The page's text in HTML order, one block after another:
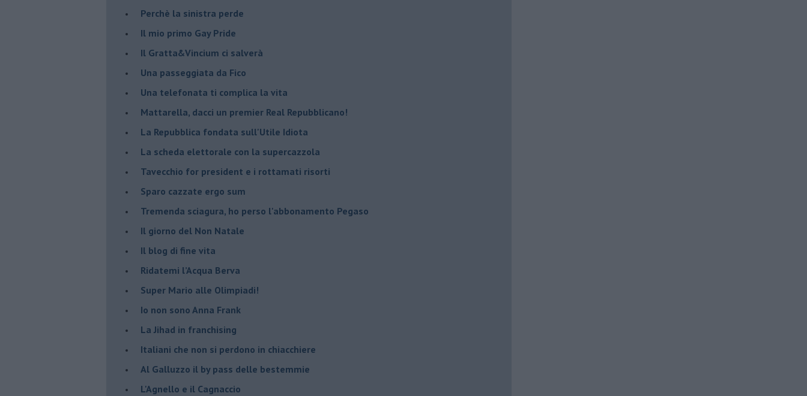
Perchè la sinistra perde
Il mio primo Gay Pride
Il Gratta&Vincium ci salverà
Una passeggiata da Fico
Una telefonata ti complica la vita
Mattarella, dacci un premier Real Repubblicano!
La Repubblica fondata sull'Utile Idiota
La scheda elettorale con la supercazzola
Tavecchio for president e i rottamati risorti
Sparo cazzate ergo sum
Tremenda sciagura, ho perso l'abbonamento Pegaso
Il giorno del Non Natale
Il blog di fine vita
​Ridatemi l’Acqua Berva
Super Mario alle Olimpiadi!
Io non sono Anna Frank
​La Jihad in franchising
Italiani che non si perdono in chiacchiere
Al Galluzzo il by pass delle bestemmie
L'Agnello e il Cagnaccio